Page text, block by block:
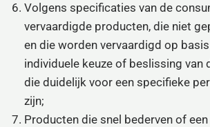
Volgens specificaties van de
vervaardigde producten, die niet
en die worden vervaardigd op
individuele keuze of beslissing van
die duidelijk voor een specifieke
zijn;
Producten die snel bederven of